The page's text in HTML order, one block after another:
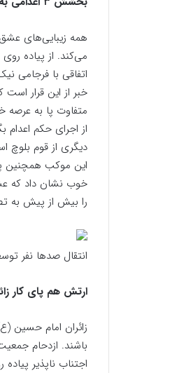
همه زیبایی‌های
می‌کند. از پیاده
اتفاقی با فرجامی نیک به سبب
خبر از این قرار
از اجرای حکم
دیگری از قوم
خوب نشان داد که
را بیش از پیش به
انتقال صدها نفر
ارتش هم پای کار
زائران امام حسین
باشند. ازدحام
اجتناب ناپذیر